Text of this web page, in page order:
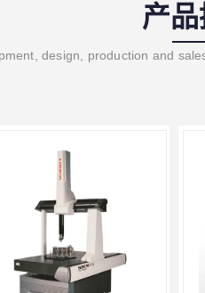
产
design, production and